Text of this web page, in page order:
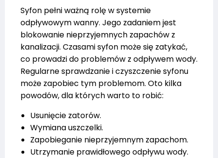
Syfon pełni ważną rolę w systemie
odpływowym wanny. Jego zadaniem jest
blokowanie nieprzyjemnych zapachów z
kanalizacji. Czasami syfon może się zatykać,
co prowadzi do problemów z odpływem wody.
Regularne sprawdzanie i czyszczenie syfonu
może zapobiec tym problemom. Oto kilka
powodów, dla których warto to robić:
Usunięcie zatorów.
Wymiana uszczelki.
Zapobieganie nieprzyjemnym zapachom.
Utrzymanie prawidłowego odpływu wody.